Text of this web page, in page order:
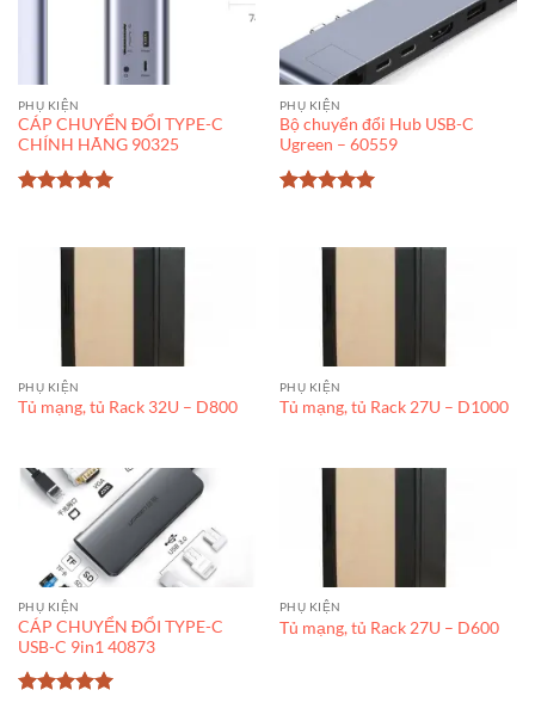
PHỤ KIỆN
CÁP CHUYỂN ĐỔI TYPE-C
CHÍNH HÃNG 90325
PHỤ KIỆN
Bộ chuyển đổi Hub USB-C
Ugreen – 60559
PHỤ KIỆN
Tủ mạng, tủ Rack 32U – D800
PHỤ KIỆN
Tủ mạng, tủ Rack 27U – D1000
PHỤ KIỆN
CÁP CHUYỂN ĐỔI TYPE-C
USB-C 9in1 40873
PHỤ KIỆN
Tủ mạng, tủ Rack 27U – D600